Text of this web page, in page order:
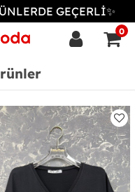
GEÇERLİ✨
0